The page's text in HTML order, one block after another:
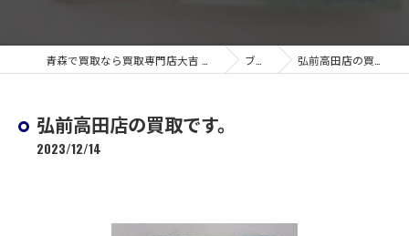
ブログ 弘前高田店の買取です。
弘前高田店の買取です。
2023/12/14